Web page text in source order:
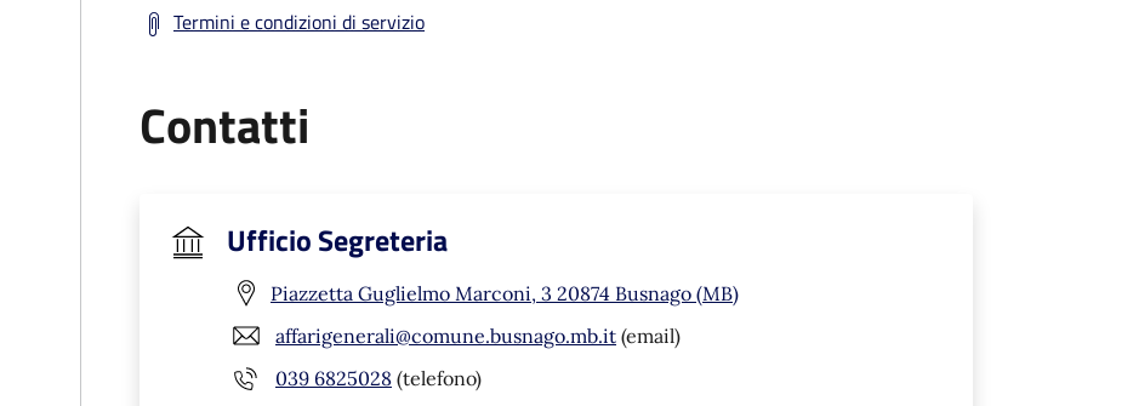
Termini e condizioni di servizio
Contatti
Ufficio Segreteria
Piazzetta Guglielmo Marconi, 3 20874 Busnago (MB)
affarigenerali@comune.busnago.mb.it (email)
039 6825028 (telefono)